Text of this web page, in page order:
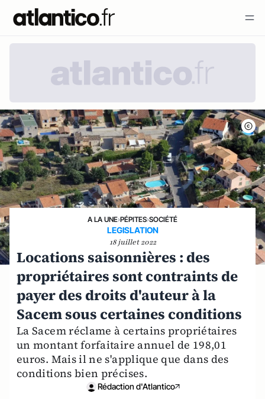
A LA UNE›PÉPITES›SOCIÉTÉ
LEGISLATION
18 juillet 2022
Locations saisonnières : des
propriétaires sont contraints de
payer des droits d'auteur à la
Sacem sous certaines conditions
La Sacem réclame à certains propriétaires
un montant forfaitaire annuel de 198,01
euros. Mais il ne s'applique que dans des
conditions bien précises.
Rédaction d'Atlantico